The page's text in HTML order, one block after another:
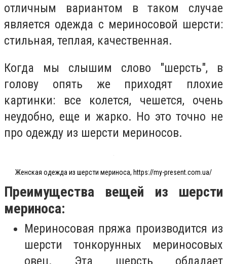
отличным вариантом в таком случае
является одежда с мериносовой шерсти:
стильная, теплая, качественная.
Когда мы слышим слово "шерсть", в
голову опять же приходят плохие
картинки: все колется, чешется, очень
неудобно, еще и жарко. Но это точно не
про одежду из шерсти мериносов.
Женская одежда из шерсти мериноса, https://my-present.com.ua/
Преимущества вещей из шерсти
мериноса:
Мериносовая пряжа производится из
шерсти тонкорунных мериносовых
овец. Эта шерсть обладает